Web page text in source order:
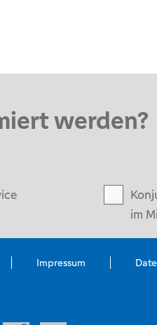
werden?
im
Impressum